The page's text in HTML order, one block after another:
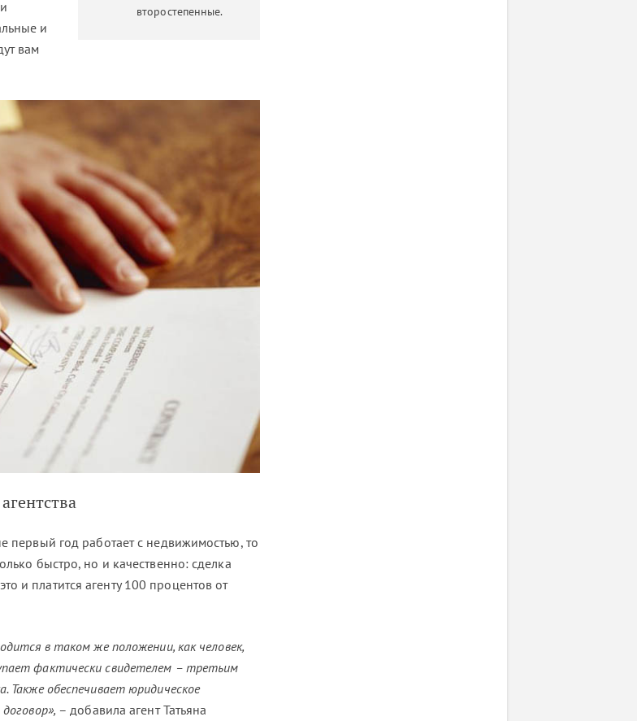
второстепенные.
и
вам
первый год работает с недвижимостью, то
быстро, но и качественно: сделка
и платится агенту 100 процентов от
в таком же положении, как человек,
фактически свидетелем – третьим
Также обеспечивает юридическое
– добавила агент Татьяна